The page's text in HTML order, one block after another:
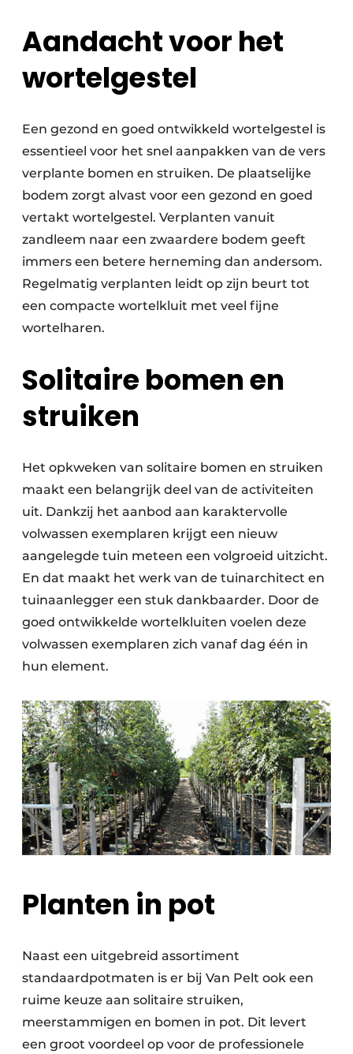
Aandacht voor het
wortelgestel
Een gezond en goed ontwikkeld wortelgestel is
essentieel voor het snel aanpakken van de vers
verplante bomen en struiken. De plaatselijke
bodem zorgt alvast voor een gezond en goed
vertakt wortelgestel. Verplanten vanuit
zandleem naar een zwaardere bodem geeft
immers een betere herneming dan andersom.
Regelmatig verplanten leidt op zijn beurt tot
een compacte wortelkluit met veel fijne
wortelharen.
Solitaire bomen en
struiken
Het opkweken van solitaire bomen en struiken
maakt een belangrijk deel van de activiteiten
uit. Dankzij het aanbod aan karaktervolle
volwassen exemplaren krijgt een nieuw
aangelegde tuin meteen een volgroeid uitzicht.
En dat maakt het werk van de tuinarchitect en
tuinaanlegger een stuk dankbaarder. Door de
goed ontwikkelde wortelkluiten voelen deze
volwassen exemplaren zich vanaf dag één in
hun element.
Planten in pot
Naast een uitgebreid assortiment
standaardpotmaten is er bij Van Pelt ook een
ruime keuze aan solitaire struiken,
meerstammigen en bomen in pot. Dit levert
een groot voordeel op voor de professionele